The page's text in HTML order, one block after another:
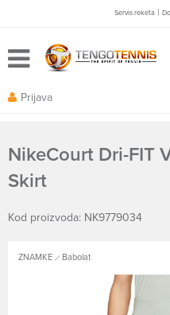
Servis reketa |
Prijava
NikeCourt Dri-FIT
Skirt
Kod proizvoda: NK9779034
ZNAMKE Babolat